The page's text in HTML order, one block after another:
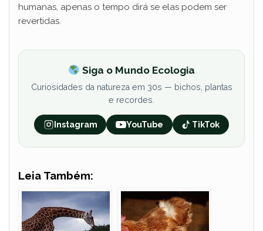
humanas, apenas o tempo dirá se elas podem ser
revertidas.
Siga o Mundo Ecologia
Curiosidades da natureza em 30s — bichos, plantas
e recordes.
Instagram YouTube TikTok
Leia Também: